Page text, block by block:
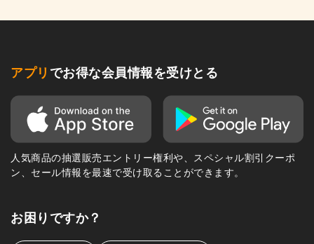
アプリ でお得な会員情報を受けとる
人気商品の抽選販売エントリー権利や、スペシャル割引クーポ
ン、セール情報を最速で受け取ることができます。
お困りですか？